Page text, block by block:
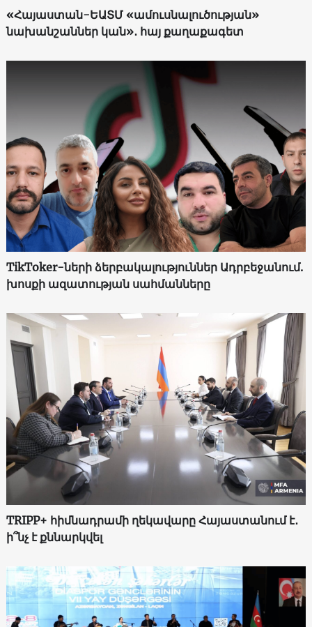
«Հայաստան-ԵԱՏՄ «ամուսնալուծության»
նախանշաններ կան»․ հայ քաղաքագետ
TikToker-ների ձերբակալություններ Ադրբեջանում.
խոսքի ազատության սահմանները
TRIPP+ հիմնադրամի ղեկավարը Հայաստանում է․
ի՞նչ է քննարկվել